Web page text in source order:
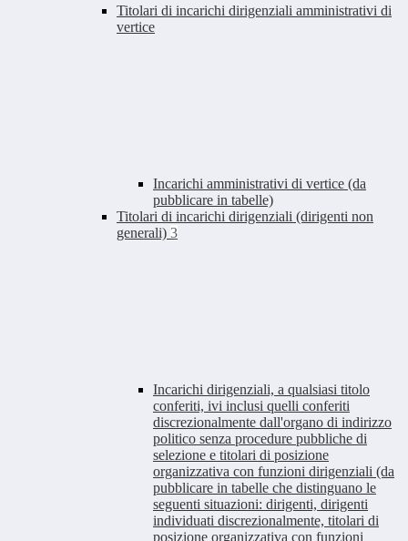
Titolari di incarichi dirigenziali amministrativi di
vertice
Incarichi amministrativi di vertice (da
pubblicare in tabelle)
Titolari di incarichi dirigenziali (dirigenti non
generali) 3
Incarichi dirigenziali, a qualsiasi titolo
conferiti, ivi inclusi quelli conferiti
discrezionalmente dall'organo di indirizzo
politico senza procedure pubbliche di
selezione e titolari di posizione
organizzativa con funzioni dirigenziali (da
pubblicare in tabelle che distinguano le
seguenti situazioni: dirigenti, dirigenti
individuati discrezionalmente, titolari di
posizione organizzativa con funzioni